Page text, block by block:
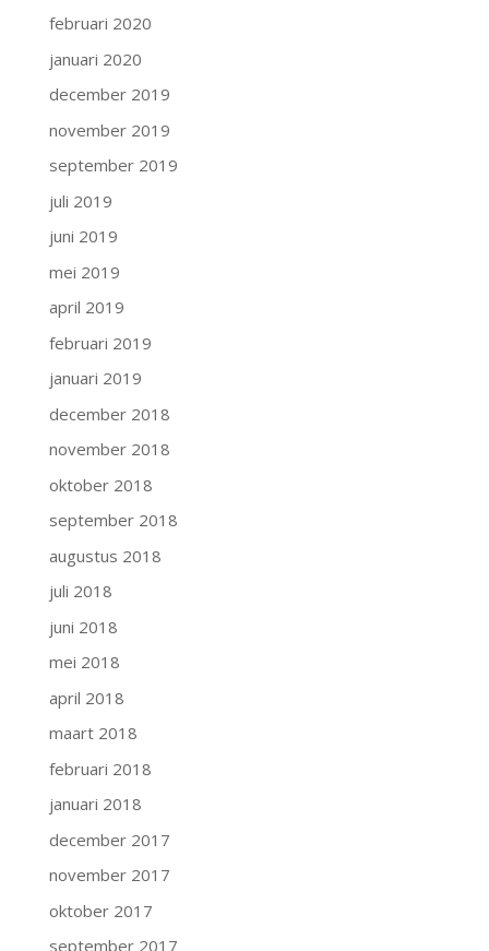
februari 2020
januari 2020
december 2019
november 2019
september 2019
juli 2019
juni 2019
mei 2019
april 2019
februari 2019
januari 2019
december 2018
november 2018
oktober 2018
september 2018
augustus 2018
juli 2018
juni 2018
mei 2018
april 2018
maart 2018
februari 2018
januari 2018
december 2017
november 2017
oktober 2017
september 2017